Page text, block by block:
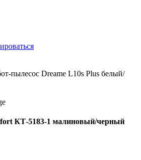
пылесос Dreame L10s Plus белый/
КТ-5183-1 малиновый/черный